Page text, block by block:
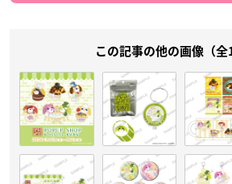
この記事の他の画像（全